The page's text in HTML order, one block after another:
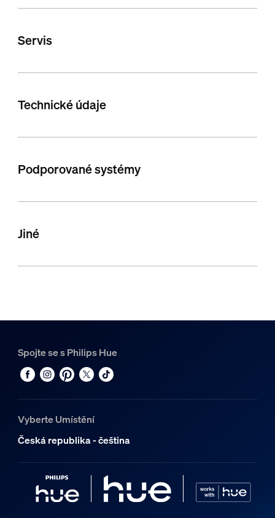
Servis
Technické údaje
Podporované systémy
Jiné
Spojte se s Philips Hue
Vyberte Umístění
Česká republika - čeština